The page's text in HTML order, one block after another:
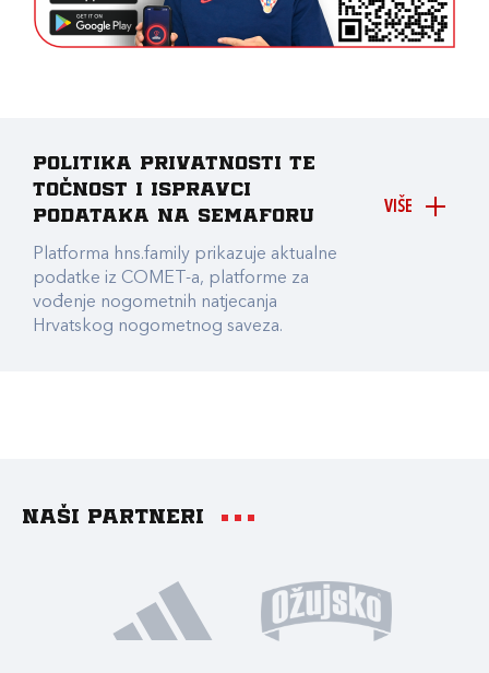
VIŠE
Politika privatnosti te
točnost i ispravci
podataka na Semaforu
Platforma hns.family prikazuje aktualne
podatke iz COMET-a, platforme za
vođenje nogometnih natjecanja
Hrvatskog nogometnog saveza.
Naši partneri